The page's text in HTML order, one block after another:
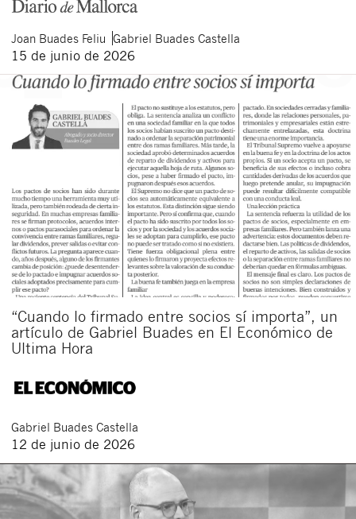
Joan Buades Feliu Gabriel Buades Castella
15 de junio de 2026
“Cuando lo firmado entre socios sí importa”, un
artículo de Gabriel Buades en El Económico de
Ultima Hora
Gabriel Buades Castella
12 de junio de 2026